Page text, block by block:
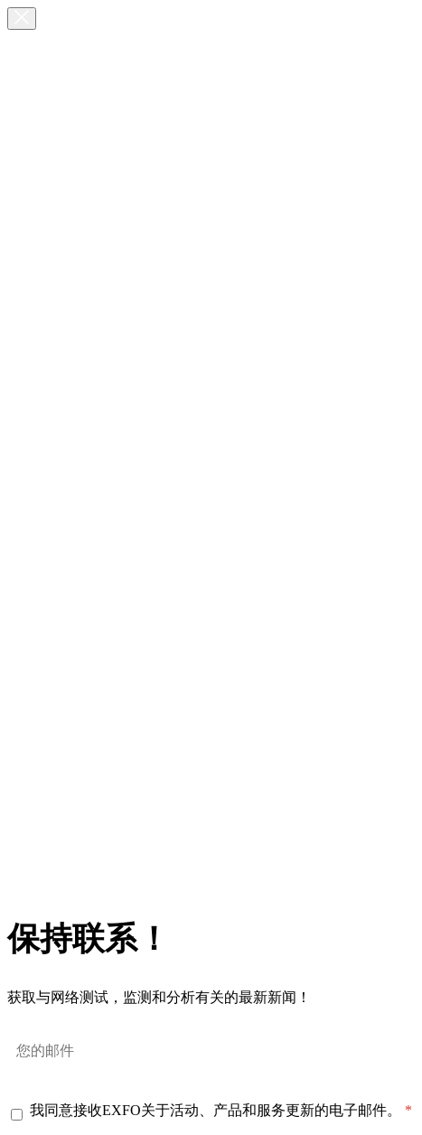
保持联系！
获取与网络测试，监测和分析有关的最新新闻！
我同意接收EXFO关于活动、产品和服务更新的电子邮件。